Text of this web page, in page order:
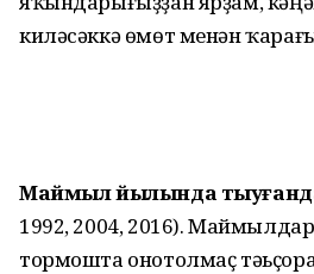
киләсәккә өмөт менән
Маймыл йылында
1992, 2004, 2016).
тормошта онотолмаҫ